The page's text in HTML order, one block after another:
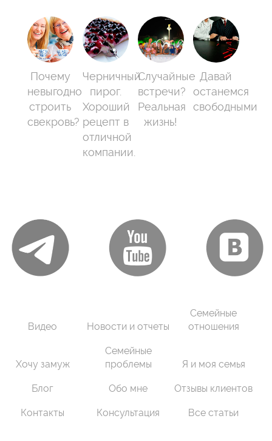
Почему
невыгодно
строить
свекровь?
Черничный
пирог.
Хороший
рецепт в
отличной
компании.
Случайные
встречи?
Реальная
жизнь!
Давай
останемся
свободными
Видео Новости и отчеты
Семейные
отношения
Хочу замуж
Семейные
проблемы
Я и моя семья
Блог Обо мне Отзывы клиентов
Контакты Консультация Все статьи